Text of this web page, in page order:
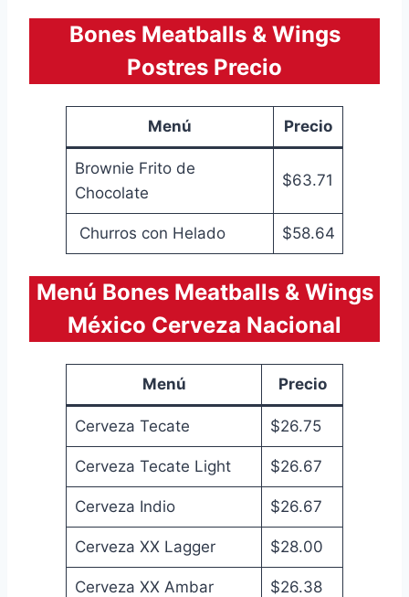
Bones Meatballs & Wings
Postres Precio
Menú Precio
Brownie Frito de
Chocolate
$63.71
Churros con Helado $58.64
Menú Bones Meatballs & Wings
México Cerveza Nacional
Menú Precio
Cerveza Tecate $26.75
Cerveza Tecate Light $26.67
Cerveza Indio $26.67
Cerveza XX Lagger $28.00
Cerveza XX Ambar $26.38